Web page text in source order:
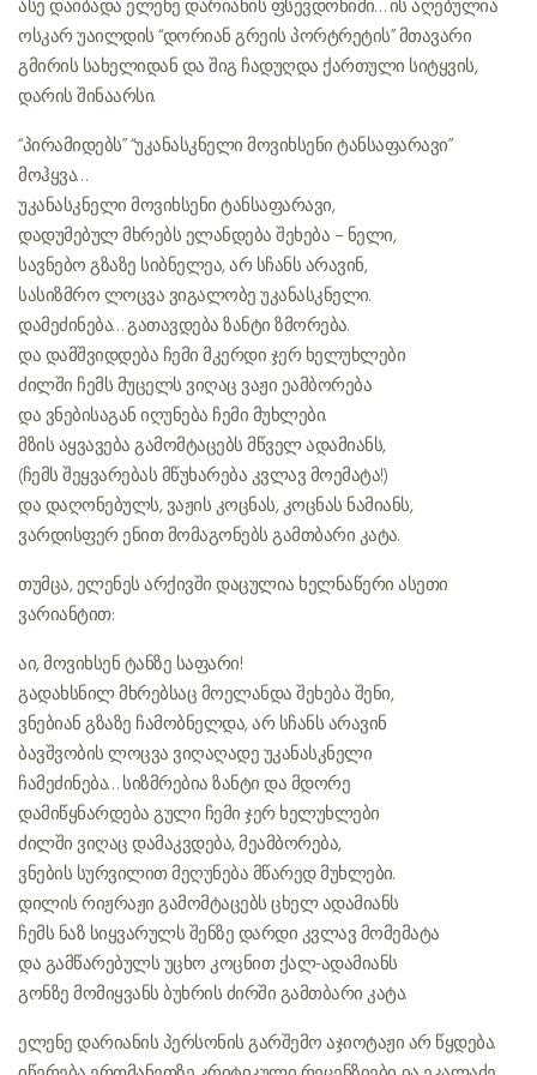
ასე დაიბადა ელენე დარიანის ფსევდონიმი… ის აღებულია
ოსკარ უაილდის “დორიან გრეის პორტრეტის” მთავარი
გმირის სახელიდან და შიგ ჩადუღდა ქართული სიტყვის,
დარის შინაარსი.
“პირამიდებს” “უკანასკნელი მოვიხსენი ტანსაფარავი”
მოჰყვა…
უკანასკნელი მოვიხსენი ტანსაფარავი,
დადუმებულ მხრებს ელანდება შეხება – ნელი,
სავნებო გზაზე სიბნელეა, არ სჩანს არავინ,
სასიზმრო ლოცვა ვიგალობე უკანასკნელი.
დამეძინება… გათავდება ზანტი ზმორება.
და დამშვიდდება ჩემი მკერდი ჯერ ხელუხლები
ძილში ჩემს მუცელს ვიღაც ვაჟი ეამბორება
და ვნებისაგან იღუნება ჩემი მუხლები.
მზის აყვავება გამომტაცებს მწველ ადამიანს,
(ჩემს შეყვარებას მწუხარება კვლავ მოემატა!)
და დაღონებულს, ვაჟის კოცნას, კოცნას ნამიანს,
ვარდისფერ ენით მომაგონებს გამთბარი კატა.
თუმცა, ელენეს არქივში დაცულია ხელნაწერი ასეთი
ვარიანტით:
აი, მოვიხსენ ტანზე საფარი!
გადახსნილ მხრებსაც მოელანდა შეხება შენი,
ვნებიან გზაზე ჩამობნელდა, არ სჩანს არავინ
ბავშვობის ლოცვა ვიღაღადე უკანასკნელი
ჩამეძინება… სიზმრებია ზანტი და მდორე
დამიწყნარდება გული ჩემი ჯერ ხელუხლები
ძილში ვიღაც დამაკვდება, მეამბორება,
ვნების სურვილით მეღუნება მწარედ მუხლები.
დილის რიჟრაჟი გამომტაცებს ცხელ ადამიანს
ჩემს ნაზ სიყვარულს შენზე დარდი კვლავ მომემატა
და გამწარებულს უცხო კოცნით ქალ-ადამიანს
გონზე მომიყვანს ბუხრის ძირში გამთბარი კატა.
ელენე დარიანის პერსონის გარშემო აჯიოტაჟი არ წყდება.